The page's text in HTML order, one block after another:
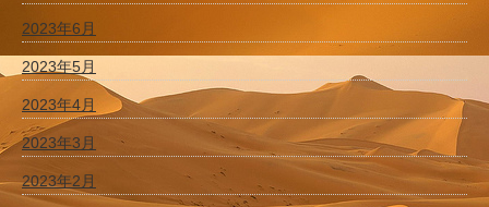
2023年6月
2023年5月
2023年4月
2023年3月
2023年2月